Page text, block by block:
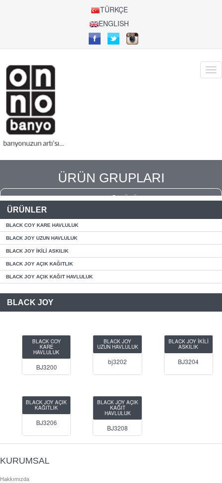
TÜRKÇE
ENGLISH
ÜRÜN GRUPLARI
ÜRÜNLER
BLACK COY KARE HAVLULUK
BLACK JOY UZUN HAVLULUK
BLACK JOY İKİLİ ASKILIK
BLACK JOY AÇIK KAĞITLIK
BLACK JOY AÇIK KAĞIT HAVLULUK
BLACK JOY
BLACK COY
KARE
HAVLULUK
BJ3200
BLACK JOY
UZUN HAVLULUK
bj3202
BLACK JOY İKİLİ
ASKILIK
BJ3204
BLACK JOY AÇIK
KAĞITLIK
BJ3206
BLACK JOY AÇIK
KAĞIT
HAVLULUK
BJ3208
KURUMSAL
Hakkımızda